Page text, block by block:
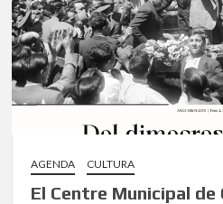
AGENDA CULTURA
El Centre Municipal de